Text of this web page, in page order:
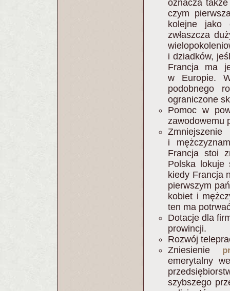
oznacza
czym
kolejne jako
zwłaszcza
i dziadków,
Francja ma
w Europie.
podobnego
ograniczone
Pomoc w
zawodowemu
i
Francja stoi
Polska lokuje
kiedy Francja
pierwszym
kobiet i
ten ma
Dotacje dla
prowincji.
Rozwój
Zniesienie
emerytalny
szybszego